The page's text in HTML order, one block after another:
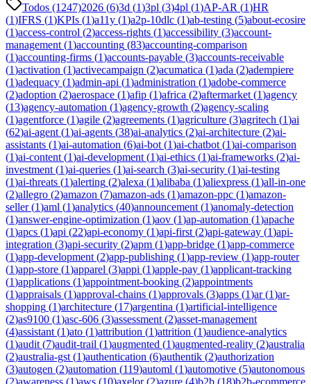
Todos (1247)2026 (6)3d (1)3pl (3)4pl (1)AP-AR (1)HR
(1)IFRS (1)KPIs (1)a11y (1)a2p-10dlc (1)ab-testing (5)about-ecosire
(1)access-control (2)access-rights (1)accessibility (3)account-
management (1)accounting (83)accounting-comparison
(1)accounting-firms (1)accounts-payable (3)accounts-receivable
(1)activation (1)activecampaign (2)acumatica (1)ada (2)adempiere
(1)adequacy (1)admin-api (1)administration (1)adobe-commerce
(2)adoption (2)aerospace (1)afip (1)africa (2)aftermarket (1)agency
(13)agency-automation (1)agency-growth (2)agency-scaling
(1)agentforce (1)agile (2)agreements (1)agriculture (3)agritech (1)ai
(62)ai-agent (1)ai-agents (38)ai-analytics (2)ai-architecture (2)ai-
assistants (1)ai-automation (6)ai-bot (1)ai-chatbot (1)ai-comparison
(1)ai-content (1)ai-development (1)ai-ethics (1)ai-frameworks (2)ai-
investment (1)ai-queries (1)ai-search (3)ai-security (1)ai-testing
(1)ai-threats (1)alerting (2)alexa (1)alibaba (1)aliexpress (1)all-in-one
(2)allegro (2)amazon (7)amazon-ads (1)amazon-ppc (1)amazon-
seller(1)aml (1)analytics (40)announcement (1)anomaly-detection
(1)answer-engine-optimization (1)aov (1)ap-automation (1)apache
(1)apcs (1)api (22)api-economy (1)api-first (2)api-gateway (1)api-
integration (3)api-security (2)apm (1)app-bridge (1)app-commerce
(1)app-development (2)app-publishing (1)app-review (1)app-router
(1)app-store (1)apparel (3)appi (1)apple-pay (1)applicant-tracking
(1)applications (1)appointment-booking (2)appointments
(1)appraisals (1)approval-chains (1)approvals (3)apps (1)ar(1)ar-
shopping (1)architecture (17)argentina (1)artificial-intelligence
(2)as9100 (1)asc-606 (3)assessment (2)asset-management
(4)assistant (1)ato (1)attribution (1)attrition (1)audience-analytics
(1)audit (7)audit-trail (1)augmented (1)augmented-reality (2)australia
(2)australia-gst (1)authentication (6)authentik (2)authorization
(3)autogen (2)automation (119)automl (1)automotive (5)autonomous
(2)awareness (1)aws (10)axelor(2)azure (4)b2b (18)b2b-ecommerce